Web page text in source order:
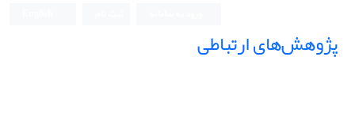
پژوهش‌های ارتباطی